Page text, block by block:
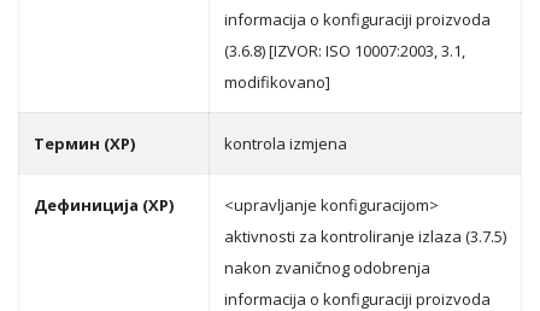
informacija o konfiguraciji proizvoda
(3.6.8) [IZVOR: ISO 10007:2003, 3.1,
modifikovano]
Термин (ХР) kontrola izmjena
Дефиниција (ХР)
<upravljanje konfiguracijom>
aktivnosti za kontroliranje izlaza (3.7.5)
nakon zvaničnog odobrenja
informacija o konfiguraciji proizvoda